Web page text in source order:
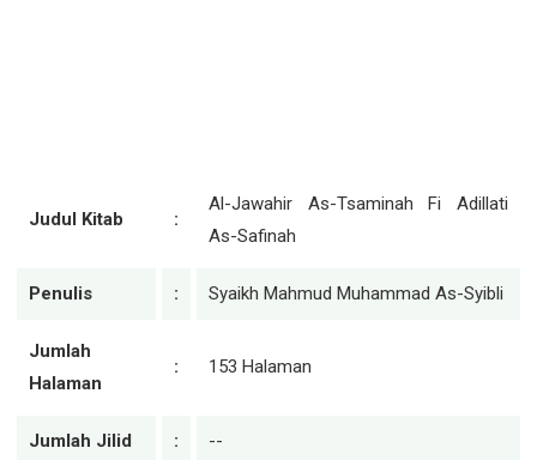
Judul Kitab :
Al-Jawahir As-Tsaminah Fi Adillati
As-Safinah
Penulis : Syaikh Mahmud Muhammad As-Syibli
Jumlah
Halaman
: 153 Halaman
Jumlah Jilid : --